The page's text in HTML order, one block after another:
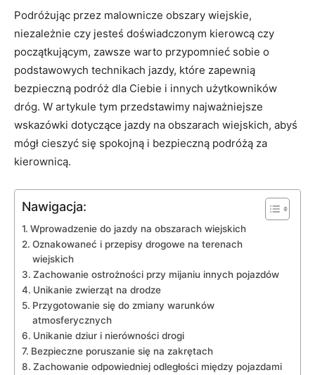
Podróżując przez malownicze obszary wiejskie,
‌niezależnie czy jesteś doświadczonym⁣ kierowcą czy
początkującym, zawsze warto przypomnieć‍ sobie o⁤
podstawowych technikach ⁢jazdy, ⁣które zapewnią
bezpieczną podróż dla Ciebie i ⁣innych użytkowników
dróg. W artykule tym przedstawimy najważniejsze
‌wskazówki dotyczące jazdy na obszarach wiejskich, abyś
mógł cieszyć się spokojną​ i bezpieczną podróżą za
kierownicą.
Nawigacja:
Wprowadzenie do jazdy​ na ‌obszarach wiejskich
Oznakowaneć i przepisy ⁢drogowe na terenach
wiejskich
Zachowanie‍ ostrożności przy mijaniu innych pojazdów
Unikanie zwierząt na⁣ drodze
Przygotowanie⁢ się do zmiany warunków
atmosferycznych
Unikanie dziur i nierówności drogi
Bezpieczne poruszanie ⁤się na zakrętach
Zachowanie odpowiedniej odległości między pojazdami